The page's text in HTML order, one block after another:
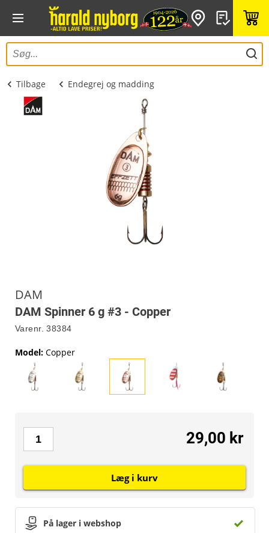
Tilbage Endegrej og madding
DAM
DAM Spinner 6 g #3 - Copper
Varenr. 38384
Model: Copper
På lager i webshop
29,00 kr
Læg i kurv